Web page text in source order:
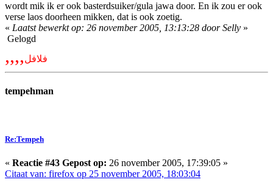
wordt mik ik er ook basterdsuiker/gula jawa door. En ik zou er ook
verse laos doorheen mikken, dat is ook zoetig.
« Laatst bewerkt op: 26 november 2005, 13:13:28 door Selly »
Gelogd
,,,,فلافل
tempehman
Re:Tempeh
« Reactie #43 Gepost op: 26 november 2005, 17:39:05 »
Citaat van: firefox op 25 november 2005, 18:03:04